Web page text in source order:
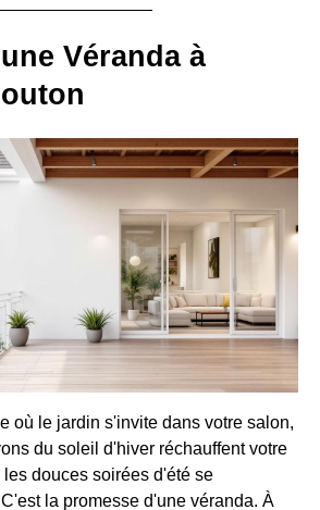
Véranda à
où le jardin s'invite dans votre salon,
du soleil d'hiver réchauffent votre
douces soirées d'été se
la promesse d'une véranda. À